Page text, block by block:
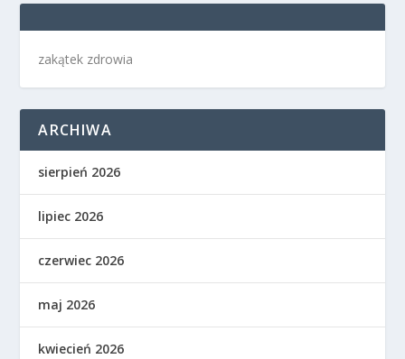
zakątek zdrowia
ARCHIWA
sierpień 2026
lipiec 2026
czerwiec 2026
maj 2026
kwiecień 2026